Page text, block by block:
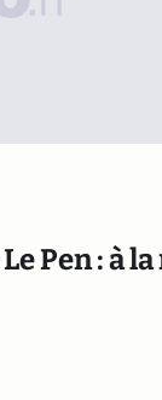
Pen : à